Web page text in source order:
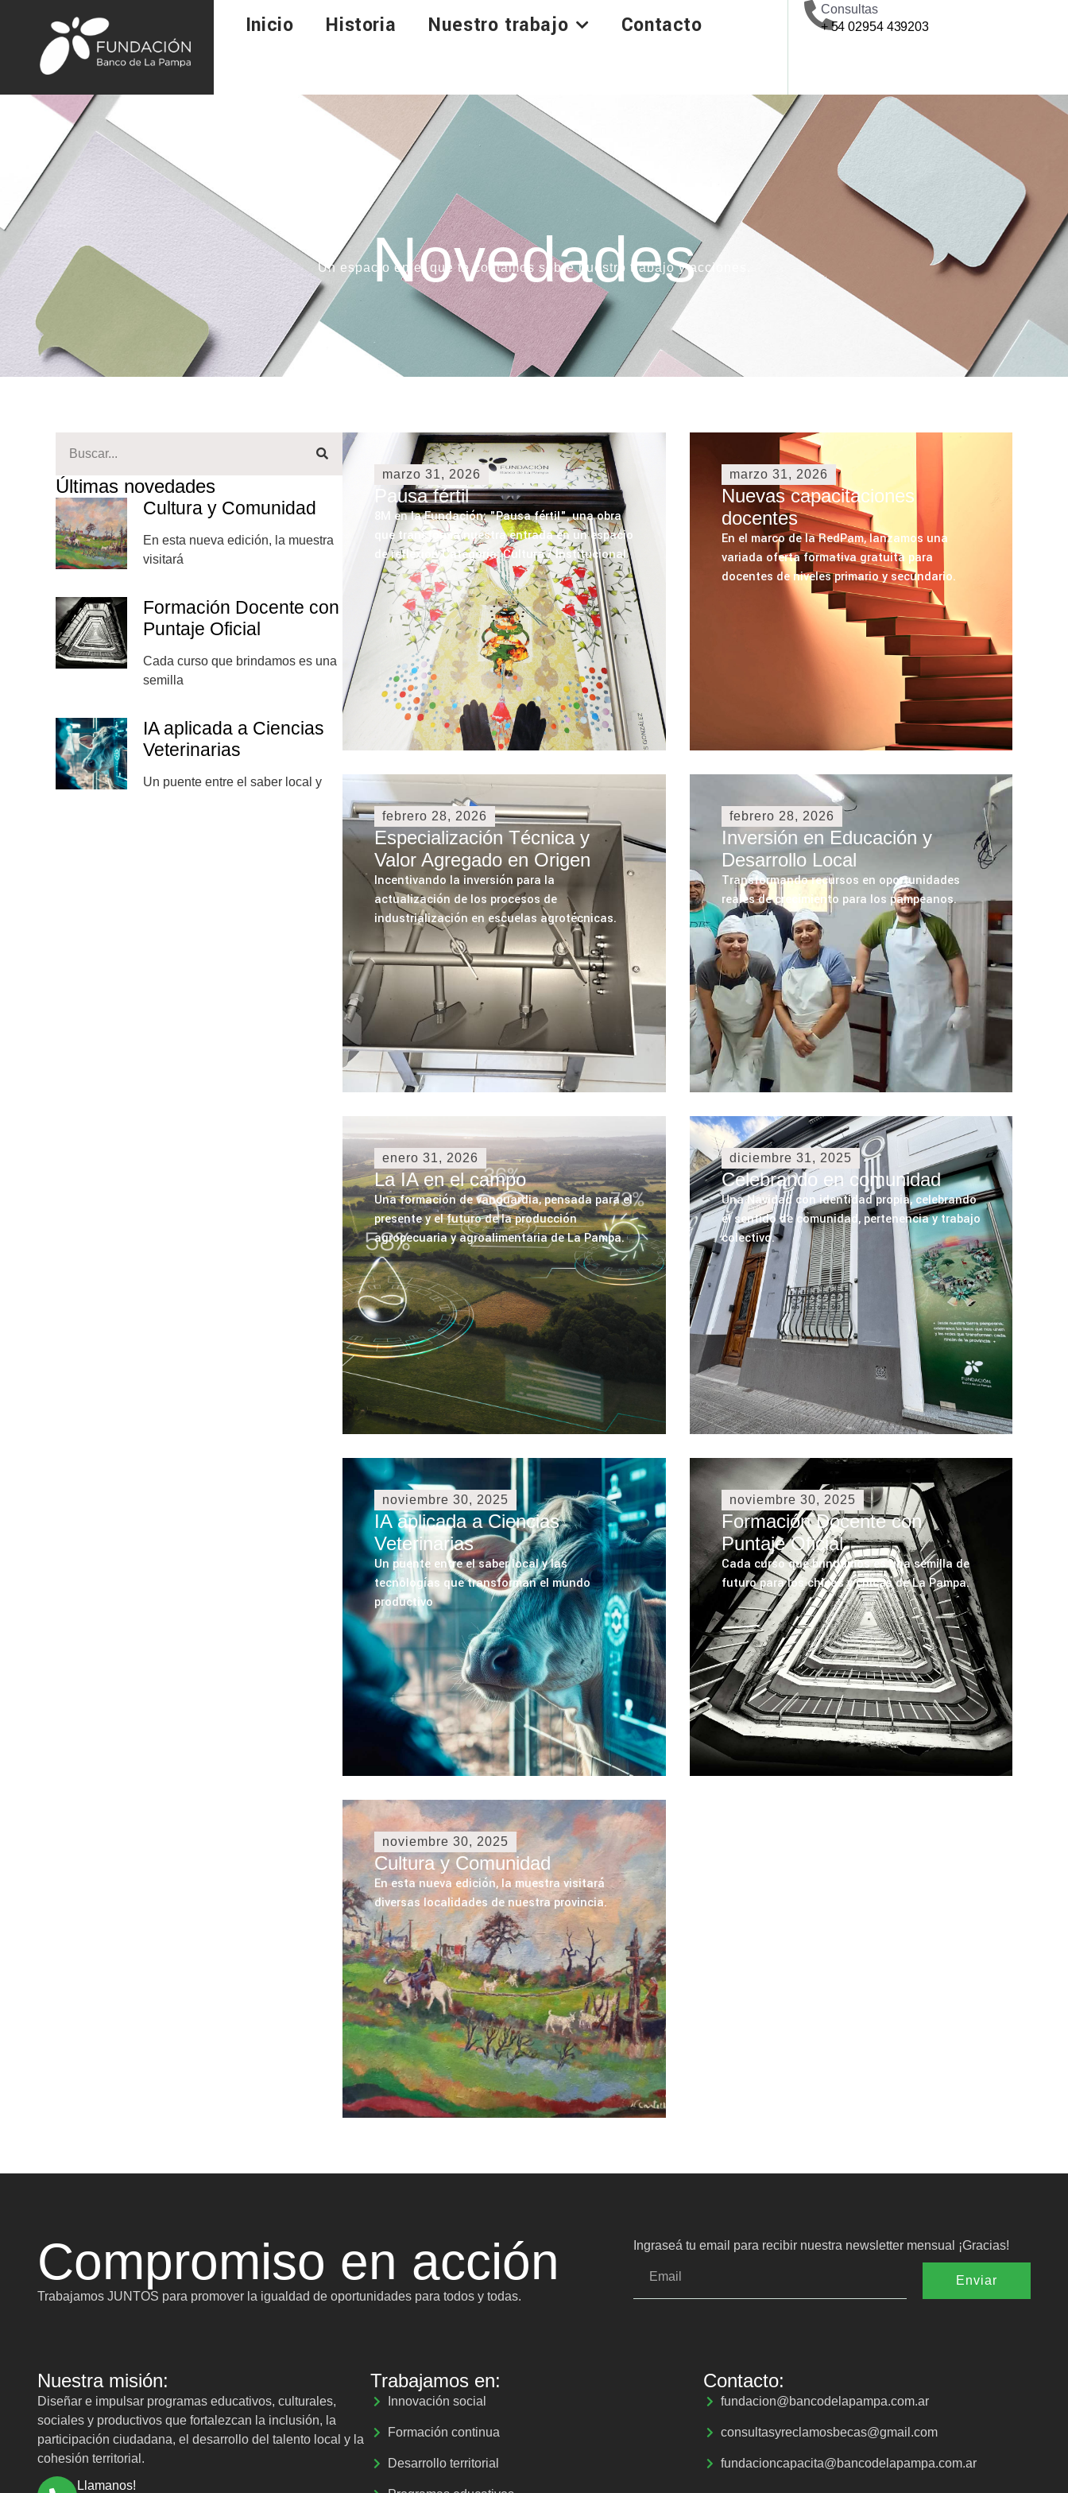
Inicio Historia Nuestro trabajo Contacto
Consultas
+ 54 02954 439203
Novedades
Un espacio en el que te contamos sobre nuestro trabajo y acciones.
Últimas novedades
Cultura y Comunidad
En esta nueva edición, la muestra
visitará
Formación Docente con
Puntaje Oficial
Cada curso que brindamos es una
semilla
IA aplicada a Ciencias
Veterinarias
Un puente entre el saber local y
marzo 31, 2026
Pausa fértil
8M en la Fundación: "Pausa fértil", una obra
que transforma nuestra entrada en un espacio
de reflexión Categoría: Cultura / Institucional
marzo 31, 2026
Nuevas capacitaciones
docentes
En el marco de la RedPam, lanzamos una
variada oferta formativa gratuita para
docentes de niveles primario y secundario.
febrero 28, 2026
Especialización Técnica y
Valor Agregado en Origen
Incentivando la inversión para la
actualización de los procesos de
industrialización en escuelas agrotécnicas.
febrero 28, 2026
Inversión en Educación y
Desarrollo Local
Transformando recursos en oportunidades
reales de crecimiento para los pampeanos.
enero 31, 2026
La IA en el campo
Una formación de vanguardia, pensada para el
presente y el futuro de la producción
agropecuaria y agroalimentaria de La Pampa.
diciembre 31, 2025
Celebrando en comunidad
Una Navidad con identidad propia, celebrando
el sentido de comunidad, pertenencia y trabajo
colectivo.
noviembre 30, 2025
IA aplicada a Ciencias
Veterinarias
Un puente entre el saber local y las
tecnologías que transforman el mundo
productivo
noviembre 30, 2025
Formación Docente con
Puntaje Oficial
Cada curso que brindamos es una semilla de
futuro para los chicos y chicas de La Pampa.
noviembre 30, 2025
Cultura y Comunidad
En esta nueva edición, la muestra visitará
diversas localidades de nuestra provincia.
Compromiso en acción
Trabajamos JUNTOS para promover la igualdad de oportunidades para todos y todas.
Ingraseá tu email para recibir nuestra newsletter mensual ¡Gracias!
Enviar
Nuestra misión:
Diseñar e impulsar programas educativos, culturales,
sociales y productivos que fortalezcan la inclusión, la
participación ciudadana, el desarrollo del talento local y la
cohesión territorial.
Llamanos!
Trabajamos en:
Innovación social
Formación continua
Desarrollo territorial
Contacto:
fundacion@bancodelapampa.com.ar
consultasyreclamosbecas@gmail.com
fundacioncapacita@bancodelapampa.com.ar